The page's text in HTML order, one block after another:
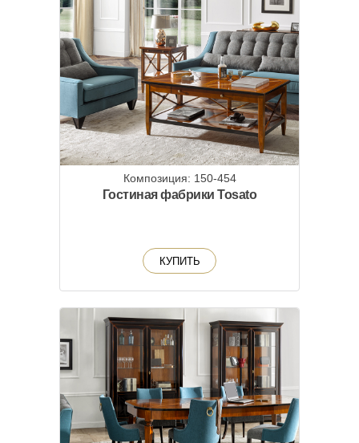
Композиция: 150-454
Гостиная фабрики Tosato
КУПИТЬ